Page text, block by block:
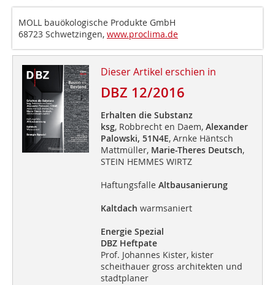
MOLL bauökologische Produkte GmbH
68723 Schwetzingen, www.proclima.de
Dieser Artikel erschien in
DBZ 12/2016
Erhalten die Substanz
ksg, Robbrecht en Daem,Alexander
Palowski, 51N4E, Arnke Häntsch
Mattmüller, Marie-Theres Deutsch,
STEIN HEMMES WIRTZ
Haftungsfalle Altbausanierung
Kaltdach warmsaniert
Energie Spezial
DBZ Heftpate
Prof. Johannes Kister, kister
scheithauer gross architekten und
stadtplaner